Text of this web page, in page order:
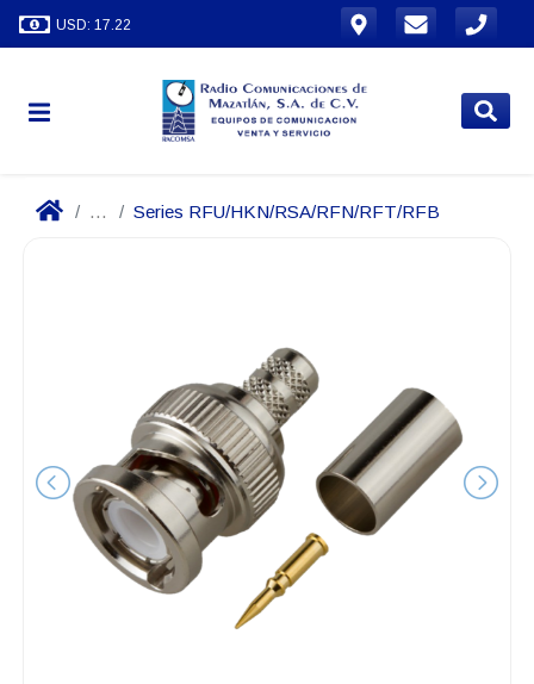
USD: 17.22
... Series RFU/HKN/RSA/RFN/RFT/RFB